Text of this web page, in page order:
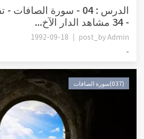
- 34 مشاهد الدار الآخ...
post_byAdmin
1992-09-18
-
(037)سورة الصافات